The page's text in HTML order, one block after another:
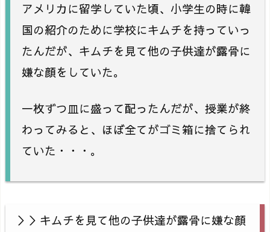
アメリカに留学していた頃、小学生の時に韓
国の紹介のために学校にキムチを持っていっ
たんだが、キムチを見て他の子供達が露骨に
嫌な顔をしていた。
一枚ずつ皿に盛って配ったんだが、授業が終
わってみると、ほぼ全てがゴミ箱に捨てられ
ていた・・・。
＞＞キムチを見て他の子供達が露骨に嫌な顔